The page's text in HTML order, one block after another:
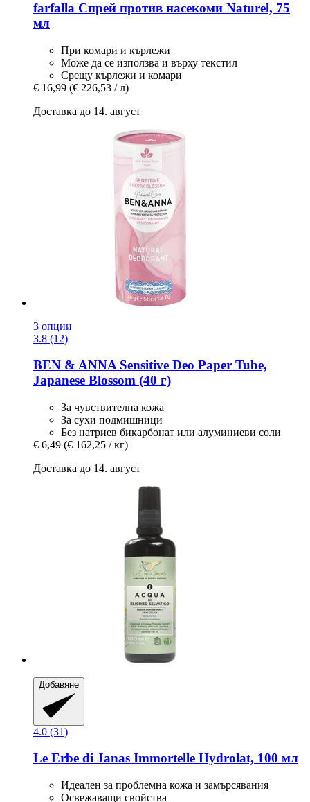
farfalla Спрей против насекоми Naturel, 75
мл
При комари и кърлежи
Може да се използва и върху текстил
Срещу кърлежи и комари
€ 16,99 (€ 226,53 / л)
Доставка до 14. август
3 опции
3.8 (12)
BEN & ANNASensitive Deo Paper Tube,
Japanese Blossom (40 г)
За чувствителна кожа
За сухи подмишници
Без натриев бикарбонат или алуминиеви соли
€ 6,49 (€ 162,25 / кг)
Доставка до 14. август
Добавяне
4.0 (31)
Le Erbe di Janas Immortelle Hydrolat, 100 мл
Идеален за проблемна кожа и замърсявания
Освежаващи свойства